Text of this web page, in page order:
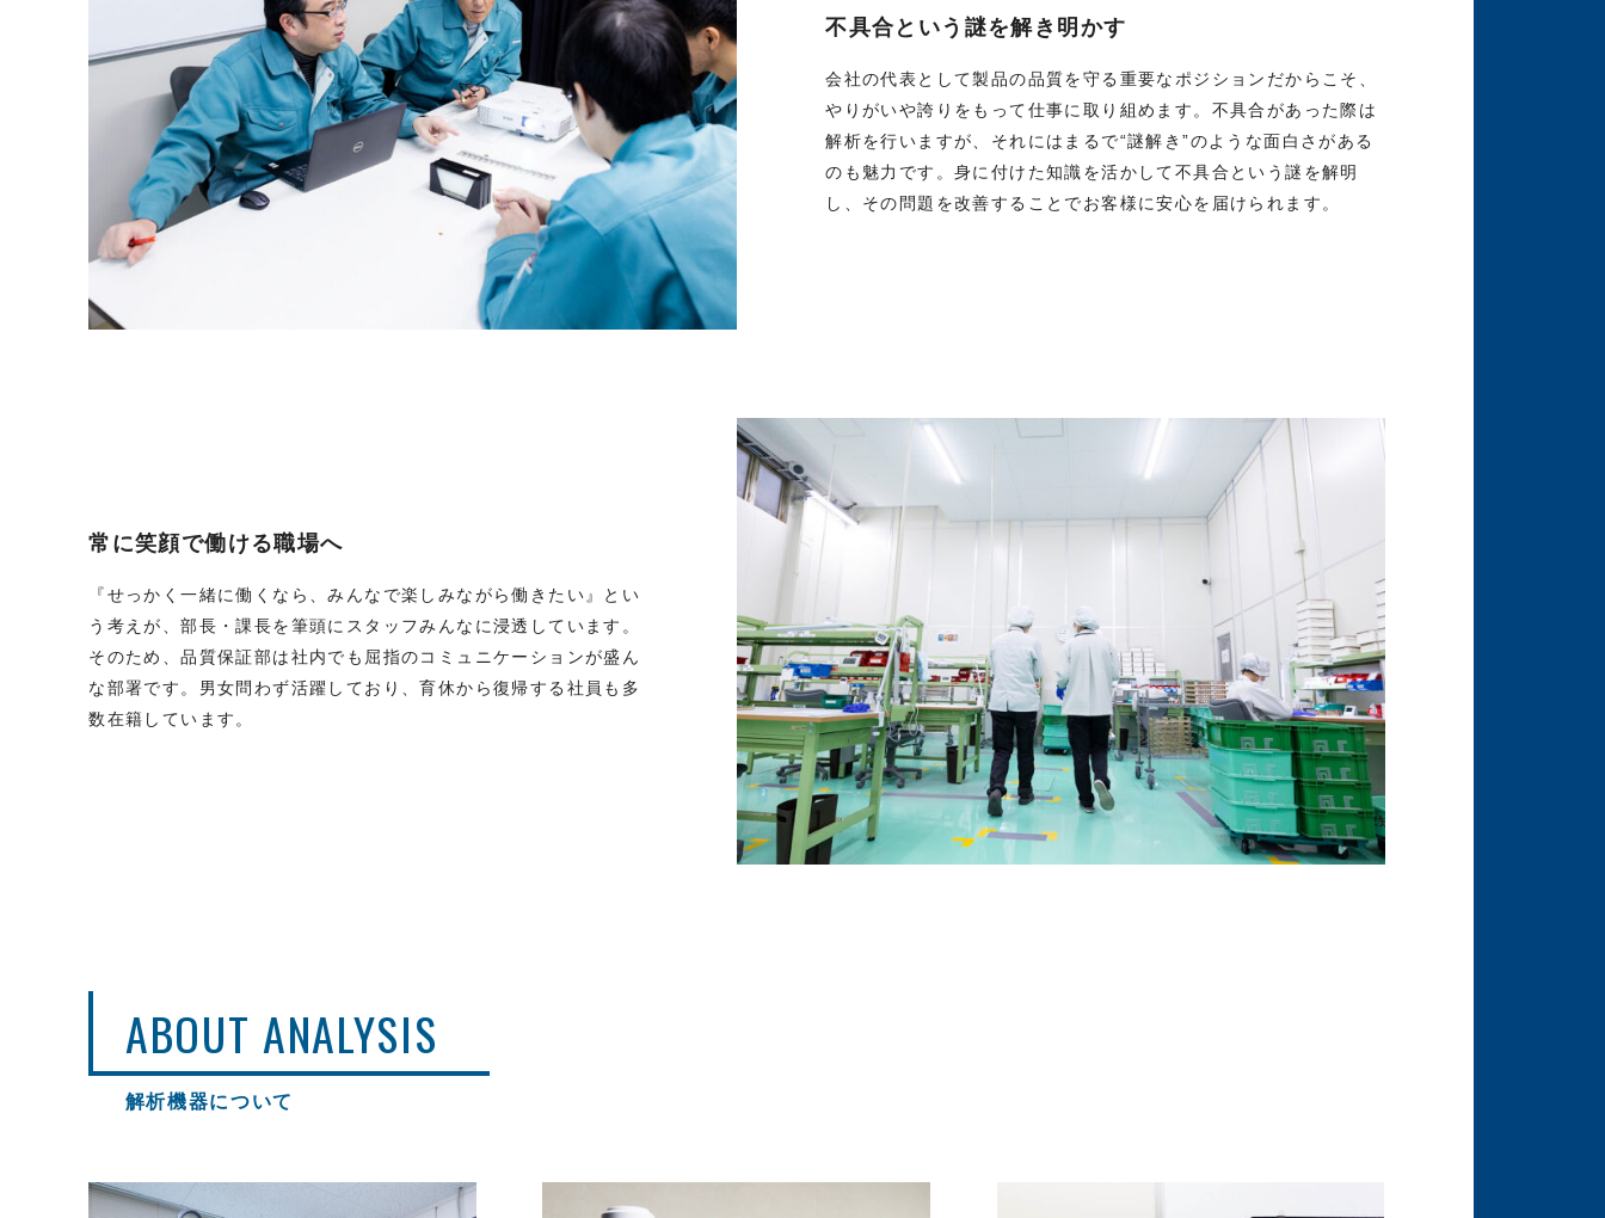
不具合という謎を解き明かす
会社の代表として製品の品質を守る重要なポジションだからこそ、
やりがいや誇りをもって仕事に取り組めます。不具合があった際は
解析を行いますが、それにはまるで“謎解き”のような面白さがある
のも魅力です。身に付けた知識を活かして不具合という謎を解明
し、その問題を改善することでお客様に安心を届けられます。
常に笑顔で働ける職場へ
『せっかく一緒に働くなら、みんなで楽しみながら働きたい』とい
う考えが、部長・課長を筆頭にスタッフみんなに浸透しています。
そのため、品質保証部は社内でも屈指のコミュニケーションが盛ん
な部署です。男女問わず活躍しており、育休から復帰する社員も多
数在籍しています。
ABOUT ANALYSIS
解析機器について